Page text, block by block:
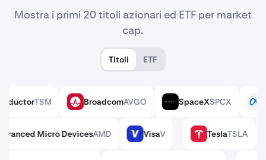
Mostra i primi 20 titoli azionari ed ETF per market
cap.
Titoli ETF
TSM AVGO Broadcom AVGO SPCX SpaceX SPCX
TSLA TeslaTSLA
Advanced Micro DevicesAMD V Visa